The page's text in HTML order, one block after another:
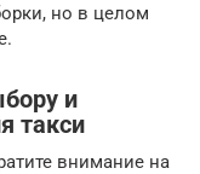
но в целом
и
такси
внимание на